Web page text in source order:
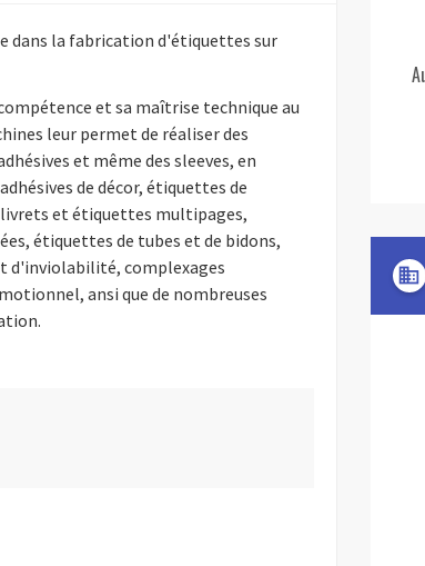
dans la fabrication d'étiquettes sur
et sa maîtrise technique au
leur permet de réaliser des
et même des sleeves, en
de décor, étiquettes de
et étiquettes multipages,
étiquettes de tubes et de bidons,
d'inviolabilité, complexages
ansi que de nombreuses
domain